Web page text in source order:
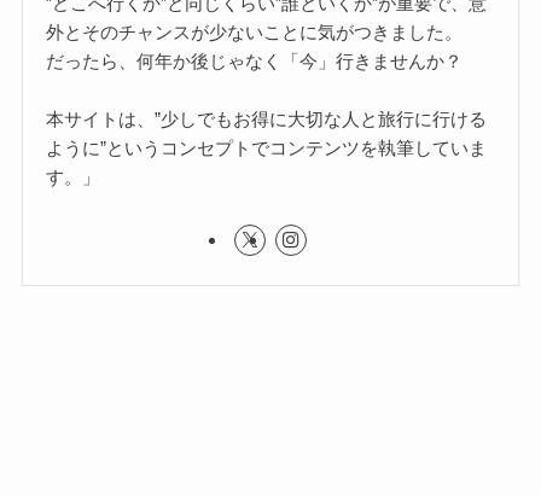
外とそのチャンスが少ないことに気がつきました。
だったら、何年か後じゃなく「今」行きませんか？
本サイトは、”少しでもお得に大切な人と旅行に行ける
ように”というコンセプトでコンテンツを執筆していま
す。」